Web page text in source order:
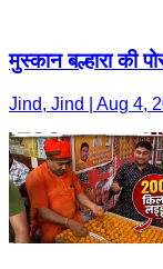
मुस्कान बल्हारा की
Jind, Jind | Aug 4,